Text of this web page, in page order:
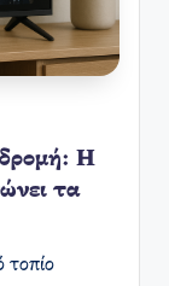
Η
τα
τοπίο